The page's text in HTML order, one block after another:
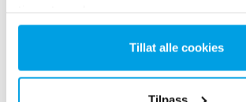
Tillat alle cookies
Tilpass